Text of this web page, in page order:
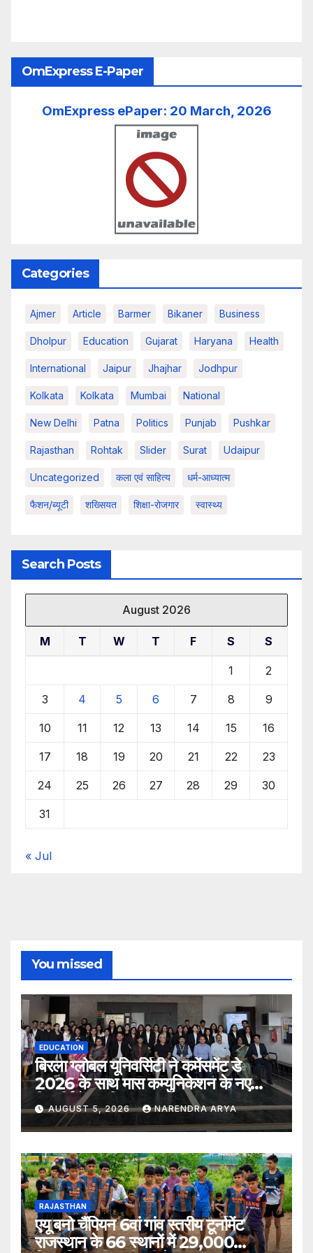
OmExpress E-Paper
OmExpress ePaper: 20 March, 2026
Categories
Ajmer Article Barmer Bikaner Business
Dholpur Education Gujarat Haryana Health
International Jaipur Jhajhar Jodhpur
Kolkata Kolkata Mumbai National
New Delhi Patna Politics Punjab Pushkar
Rajasthan Rohtak Slider Surat Udaipur
Uncategorized कला एवं साहित्य धर्म-आध्यात्म
फैशन/ब्यूटी शख्सियत शिक्षा-रोजगार स्वास्थ्य
Search Posts
August 2026
M T W T F S S
1 2
3 4 5 6 7 8 9
10 11 12 13 14 15 16
17 18 19 20 21 22 23
24 25 26 27 28 29 30
31
« Jul
You missed
EDUCATION
बिरला ग्लोबल यूनिवर्सिटी ने कमेंसमेंट डे
2026 के साथ मास कम्युनिकेशन के नए
विद्यार्थियों का किया स्वागत
AUGUST 5, 2026 NARENDRA ARYA
RAJASTHAN
एयू बनो चैंपियन 6वां गांव स्तरीय टूर्नामेंट
राजस्थान के 66 स्थानों में 29,000